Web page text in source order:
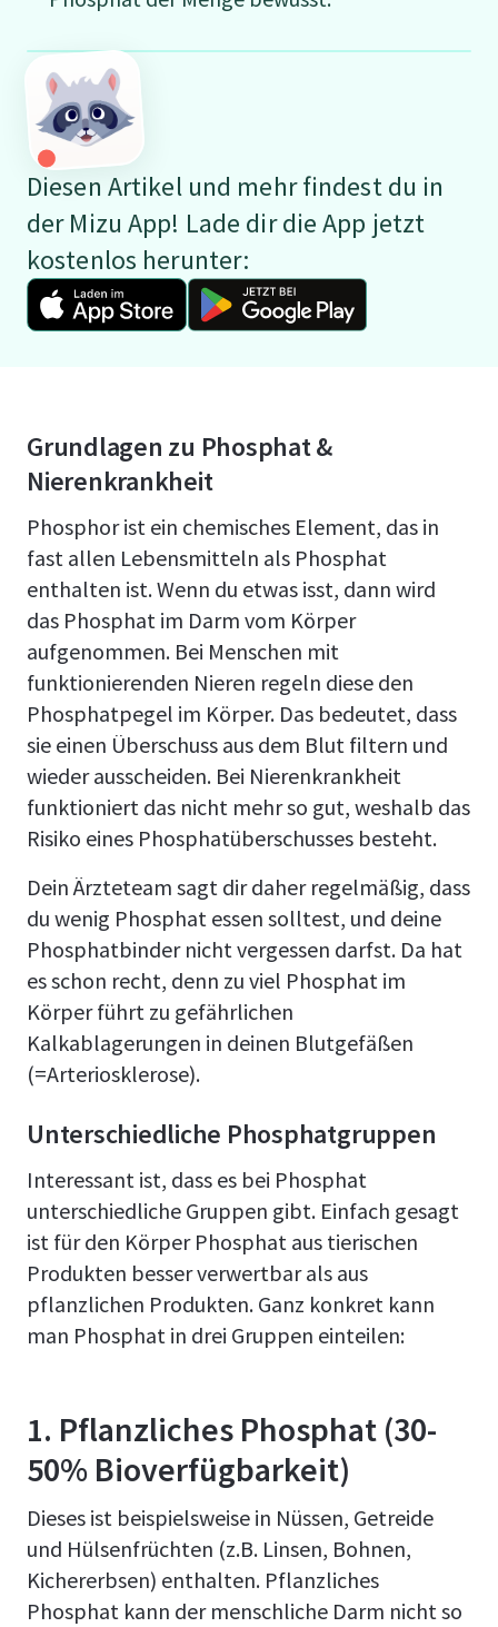
Diesen Artikel und mehr findest du in
der Mizu App! Lade dir die App jetzt
kostenlos herunter:
Grundlagen zu Phosphat &
Nierenkrankheit
Phosphor ist ein chemisches Element, das in
fast allen Lebensmitteln als Phosphat
enthalten ist. Wenn du etwas isst, dann wird
das Phosphat im Darm vom Körper
aufgenommen. Bei Menschen mit
funktionierenden Nieren regeln diese den
Phosphatpegel im Körper. Das bedeutet, dass
sie einen Überschuss aus dem Blut filtern und
wieder ausscheiden. Bei Nierenkrankheit
funktioniert das nicht mehr so gut, weshalb das
Risiko eines Phosphatüberschusses besteht.
Dein Ärzteteam sagt dir daher regelmäßig, dass
du wenig Phosphat essen solltest, und deine
Phosphatbinder nicht vergessen darfst. Da hat
es schon recht, denn zu viel Phosphat im
Körper führt zu gefährlichen
Kalkablagerungen in deinen Blutgefäßen
(=Arteriosklerose).
Unterschiedliche Phosphatgruppen
Interessant ist, dass es bei Phosphat
unterschiedliche Gruppen gibt. Einfach gesagt
ist für den Körper Phosphat aus tierischen
Produkten besser verwertbar als aus
pflanzlichen Produkten. Ganz konkret kann
man Phosphat in drei Gruppen einteilen:
1. Pflanzliches Phosphat (30-
50% Bioverfügbarkeit)
Dieses ist beispielsweise in Nüssen, Getreide
und Hülsenfrüchten (z.B. Linsen, Bohnen,
Kichererbsen) enthalten. Pflanzliches
Phosphat kann der menschliche Darm nicht so